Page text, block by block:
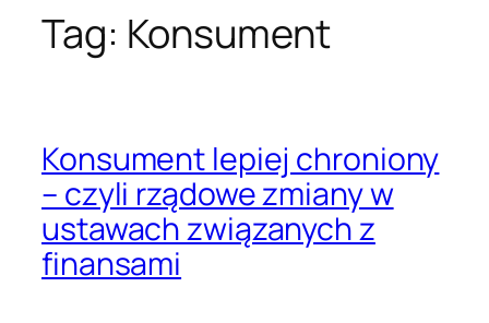
Tag: Konsument
Konsument lepiej chroniony
– czyli rządowe zmiany w
ustawach związanych z
finansami